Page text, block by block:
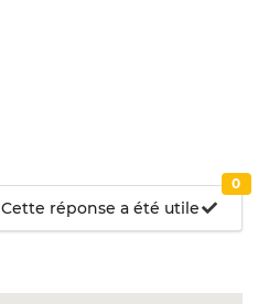
Cette réponse a été utile
0